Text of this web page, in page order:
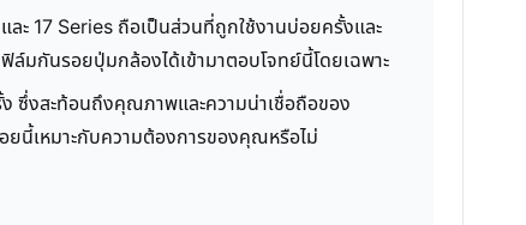
ะ 17 Series ถือเป็นส่วนที่ถูกใช้งานบ่อยครั้งและ
ฟิล์มกันรอยปุ่มกล้องได้เข้ามาตอบโจทย์นี้โดยเฉพาะ
ซึ่งสะท้อนถึงคุณภาพและความน่าเชื่อถือของ
นี้เหมาะกับความต้องการของคุณหรือไม่